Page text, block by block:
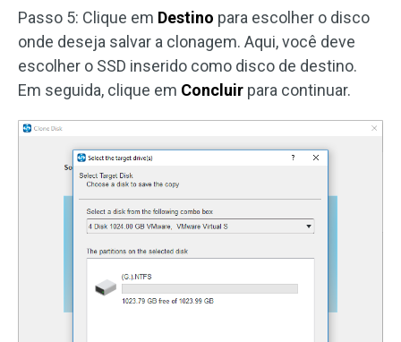
Passo 5: Clique em Destino para escolher o disco
onde deseja salvar a clonagem. Aqui, você deve
escolher o SSD inserido como disco de destino.
Em seguida, clique em Concluir para continuar.